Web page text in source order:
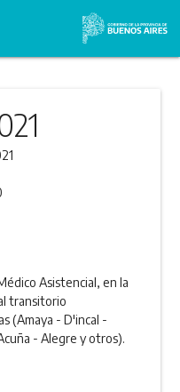
Asistencial, en la
transitorio
(Amaya - D'incal -
- Alegre y otros).